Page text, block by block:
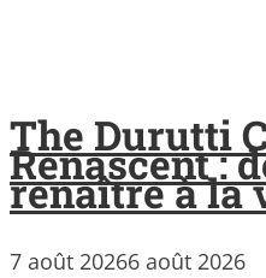
The Durutti
Renascent :
renaître à la
7 août 20266 août 2026